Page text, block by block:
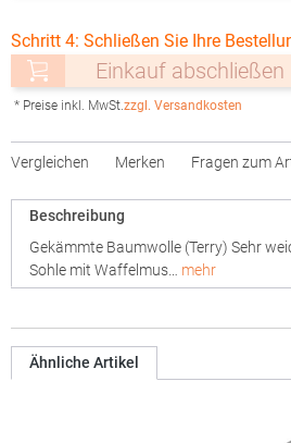
Schritt 4: Schließen Sie Ihre
Einkauf abschließen
* Preise inkl. MwSt.zzgl. Versandkosten
Vergleichen Merken Fragen zum
Beschreibung
Gekämmte Baumwolle (Terry) Sehr
Sohle mit Waffelmus… mehr
Ähnliche Artikel